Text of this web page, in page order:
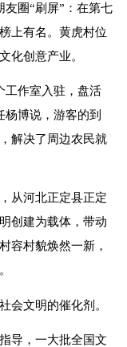
圈“刷屏”：在第七
上有名。黄虎村位
化创意产业。
工作室入驻，盘活
博说，游客的到
解决了周边农民就
从河北正定县正定
创建为载体，带动
容村貌焕然一新，
会文明的催化剂。
导，一大批全国文